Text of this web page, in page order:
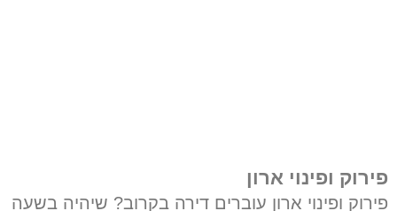
פירוק ופינוי ארון
פירוק ופינוי ארון עוברים דירה בקרוב? שיהיה בשעה